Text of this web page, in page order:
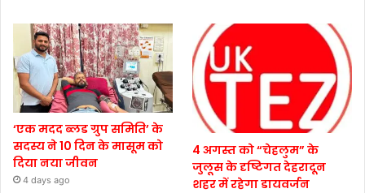
‘एक मदद ब्लड ग्रुप समिति’ के
सदस्य ने 10 दिन के मासूम को
दिया नया जीवन
4 days ago
4 अगस्त को “चेहलुम” के
जुलूस के दृष्टिगत देहरादून
शहर में रहेगा डायवर्जन